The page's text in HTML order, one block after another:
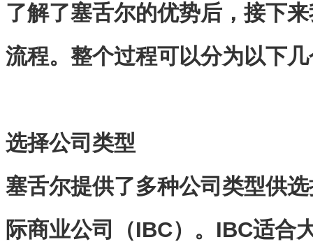
了解了塞舌尔的优势后，接下
流程。整个过程可以分为以下
选择公司类型
塞舌尔提供了多种公司类型供
际商业公司（IBC）。 IBC适合